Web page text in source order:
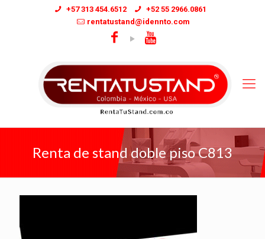
+57 313 454.6512
+52 55 2966.0861
rentatustand@idennto.com
Renta de stand doble piso C813